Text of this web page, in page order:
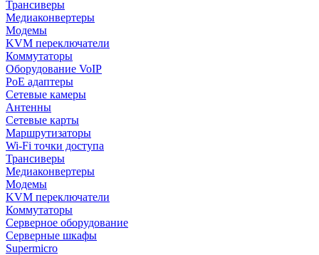
Трансиверы
Медиаконвертеры
Модемы
KVM переключатели
Коммутаторы
Оборудование VoIP
PoE адаптеры
Сетевые камеры
Антенны
Сетевые карты
Маршрутизаторы
Wi-Fi точки доступа
Трансиверы
Медиаконвертеры
Модемы
KVM переключатели
Коммутаторы
Серверное оборудование
Серверные шкафы
Supermicro